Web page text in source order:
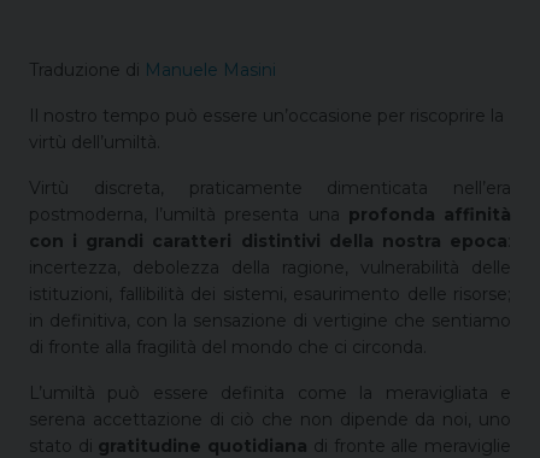
Traduzione di Manuele Masini
Il nostro tempo può essere un’occasione per riscoprire la
virtù dell’umiltà.
Virtù discreta, praticamente dimenticata nell’era
postmoderna, l’umiltà presenta una profonda affinità
con i grandi caratteri distintivi della nostra epoca
incertezza, debolezza della ragione, vulnerabilità delle
istituzioni, fallibilità dei sistemi, esaurimento delle risorse;
in definitiva, con la sensazione di vertigine che sentiamo
di fronte alla fragilità del mondo che ci circonda.
L’umiltà può essere definita come la meravigliata e
serena accettazione di ciò che non dipende da noi, uno
stato di gratitudine quotidiana di fronte alle meraviglie